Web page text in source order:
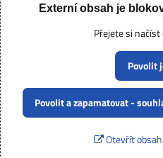
Externí obsah je
Přejete si
Povolit
Povolit a zapamatovat -
Otevřít